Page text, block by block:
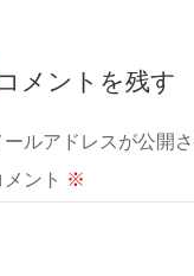
コメントを残す
ールアドレスが公開
メント ※